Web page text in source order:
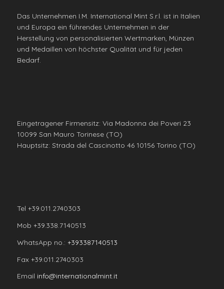
Das Unternehmen I.M. International Mint S.r.l. ist in Italien
und Europa ein führendes Unternehmen in der
Herstellung von personalisierten Wertmarken, Münzen
und Medaillen von höchster Qualität und für jeden
Bedarf.
Eingetragener Firmensitz: Via Madonna dei Poveri 23
10099 San Mauro Torinese (TO)
Hauptsitz: Strada del Cascinotto 46 10156 Torino (TO)
Tel +39.011.2740303
Mob +39.338.7140513
WhatsApp no.: +393387140513
Fax +39.011.2740303
Email info@internationalmint.it